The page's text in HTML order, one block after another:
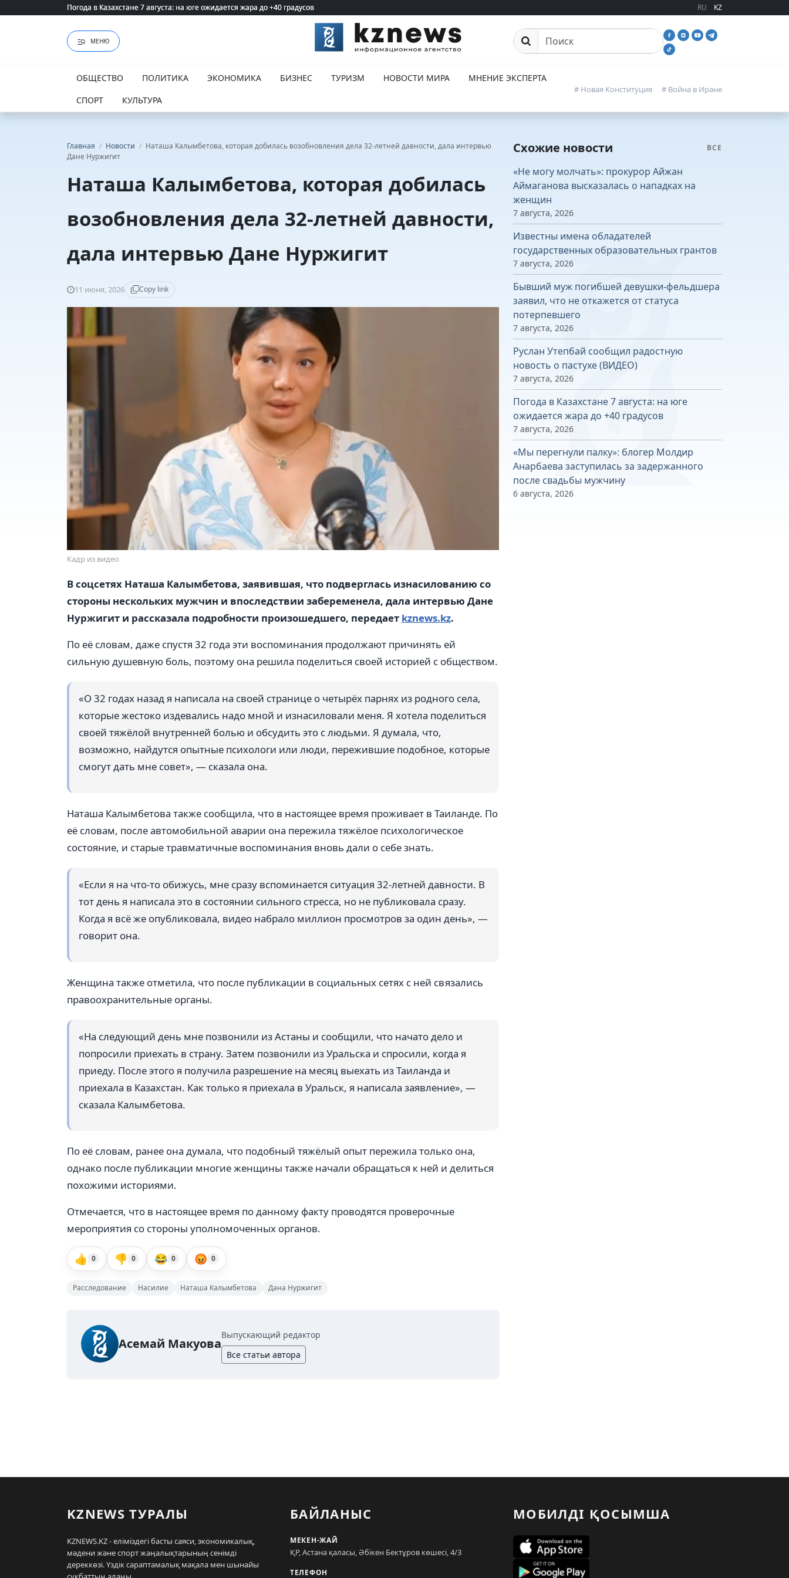
Погода в Казахстане 7 августа: на юге ожидается жара до +40 градусов
Погода в Казахстане 7 августа: на юге ожидается жара до +40 градусов RU KZ
МЕНЮ Поиск
ОБЩЕСТВО ПОЛИТИКА ЭКОНОМИКА БИЗНЕС ТУРИЗМ НОВОСТИ МИРА
МНЕНИЕ ЭКСПЕРТА
СПОРТ
КУЛЬТУРА
# Новая Конституция # Война в Иране
Главная / Новости / Наташа Калымбетова, которая добилась возобновления дела 32-летней давности, дала интервью
Дане Нуржигит
Наташа Калымбетова, которая добилась
возобновления дела 32-летней давности,
дала интервью Дане Нуржигит
11 июня, 2026 Copy link
Кадр из видео
В соцсетях Наташа Калымбетова, заявившая, что подверглась изнасилованию со
стороны нескольких мужчин и впоследствии забеременела, дала интервью Дане
Нуржигит и рассказала подробности произошедшего, передает kznews.kz.
По её словам, даже спустя 32 года эти воспоминания продолжают причинять ей
сильную душевную боль, поэтому она решила поделиться своей историей с обществом.
«О 32 годах назад я написала на своей странице о четырёх парнях из родного села,
которые жестоко издевались надо мной и изнасиловали меня. Я хотела поделиться
своей тяжёлой внутренней болью и обсудить это с людьми. Я думала, что,
возможно, найдутся опытные психологи или люди, пережившие подобное, которые
смогут дать мне совет», — сказала она.
Наташа Калымбетова также сообщила, что в настоящее время проживает в Таиланде. По
её словам, после автомобильной аварии она пережила тяжёлое психологическое
состояние, и старые травматичные воспоминания вновь дали о себе знать.
«Если я на что-то обижусь, мне сразу вспоминается ситуация 32-летней давности. В
тот день я написала это в состоянии сильного стресса, но не публиковала сразу.
Когда я всё же опубликовала, видео набрало миллион просмотров за один день», —
говорит она.
Женщина также отметила, что после публикации в социальных сетях с ней связались
правоохранительные органы.
«На следующий день мне позвонили из Астаны и сообщили, что начато дело и
попросили приехать в страну. Затем позвонили из Уральска и спросили, когда я
приеду. После этого я получила разрешение на месяц выехать из Таиланда и
приехала в Казахстан. Как только я приехала в Уральск, я написала заявление», —
сказала Калымбетова.
По её словам, ранее она думала, что подобный тяжёлый опыт пережила только она,
однако после публикации многие женщины также начали обращаться к ней и делиться
похожими историями.
Отмечается, что в настоящее время по данному факту проводятся проверочные
мероприятия со стороны уполномоченных органов.
👍 0 👎 0 😂 0 😡 0
Расследование Насилие Наташа Калымбетова Дана Нуржигит
Асемай Макуова
Выпускающий редактор
Все статьи автора
Схожие новости ВСЕ
«Не могу молчать»: прокурор Айжан
Аймаганова высказалась о нападках на
женщин
7 августа, 2026
Известны имена обладателей
государственных образовательных грантов
7 августа, 2026
Бывший муж погибшей девушки-фельдшера
заявил, что не откажется от статуса
потерпевшего
7 августа, 2026
Руслан Утепбай сообщил радостную
новость о пастухе (ВИДЕО)
7 августа, 2026
Погода в Казахстане 7 августа: на юге
ожидается жара до +40 градусов
7 августа, 2026
«Мы перегнули палку»: блогер Молдир
Анарбаева заступилась за задержанного
после свадьбы мужчину
6 августа, 2026
KZNEWS ТУРАЛЫ
KZNEWS.KZ - еліміздегі басты саяси, экономикалық,
мәдени және спорт жаңалықтарының сенімді
дереккөзі. Үздік сараптамалық мақала мен шынайы
БАЙЛАНЫС
МЕКЕН-ЖАЙ
ҚР, Астана қаласы, Әбікен Бектұров көшесі, 4/3
ТЕЛЕФОН
МОБИЛДІ ҚОСЫМША